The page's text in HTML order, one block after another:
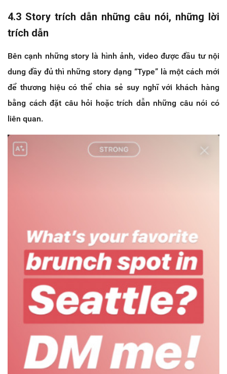
4.3 Story trích dẫn những câu nói, những lời
trích dẫn
Bên cạnh những story là hình ảnh, video được đầu tư nội
dung đầy đủ thì những story dạng “Type” là một cách mới
để thương hiệu có thể chia sẻ suy nghĩ với khách hàng
bằng cách đặt câu hỏi hoặc trích dẫn những câu nói có
liên quan.